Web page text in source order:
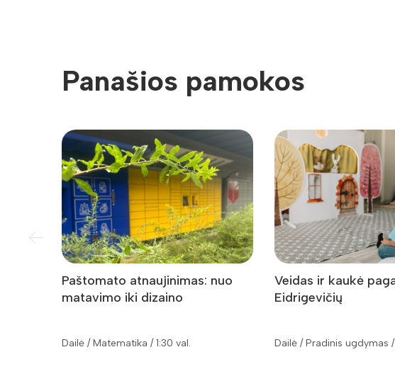
Panašios pamokos
Paštomato atnaujinimas: nuo
matavimo iki dizaino
Dailė / Matematika / 1:30 val.
Veidas ir kaukė
Eidrigevičių
Dailė / Pradinis ugdymas